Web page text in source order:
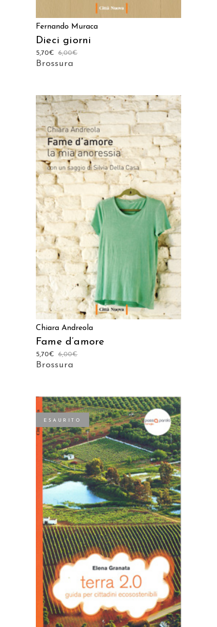
Fernando Muraca
Dieci giorni
6,00€
5,70€
Brossura
AGGIUNGI AL CARRELLO
Chiara Andreola
Fame d’amore
6,00€
5,70€
Brossura
ESAURITO
LEGGI TUTTO